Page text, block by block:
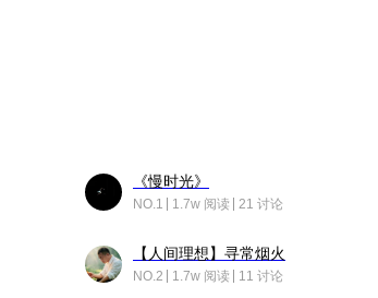
《慢时光》
NO.1 1.7w 阅读 21 讨论
【人间理想】寻常烟火
NO.2 1.7w 阅读 11 讨论